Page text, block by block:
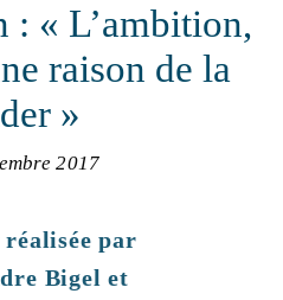
: « L’ambition,
raison de la
»
2017
par
Bigel et